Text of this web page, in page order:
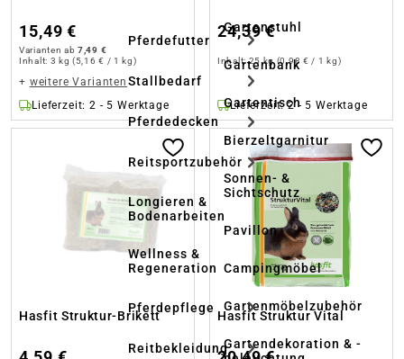
Pferdefutter
Stallbedarf
Pferdedecken
Reitsportzubehör
Longieren &
Bodenarbeiten
Wellness &
Regeneration
Pferdepflege
Reitbekleidung
Gartenstuhl
Gartenbank
Gartentisch
Bierzeltgarnitur
Sonnen- &
Sichtschutz
Pavillon
Campingmöbel
Gartenmöbelzubehör
Gartendekoration & -
15,49 €
Varianten ab 7,49 €
Inhalt: 3 kg(5,16 € / 1 kg)
+ weitere Varianten
Lieferzeit: 2 - 5 Werktage
24,39 €
Inhalt:25 kg(0,98 € / 1 kg)
Lieferzeit: 2 - 5 Werktage
Hasfit Struktur-Brikett Hasfit Struktur Vital